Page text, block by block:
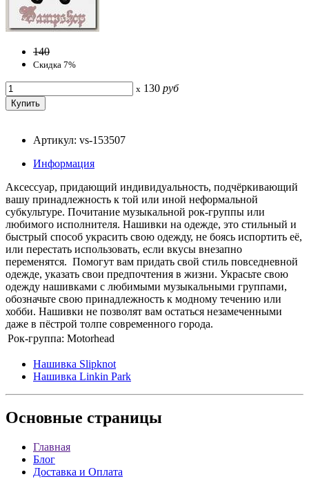
140
Скидка 7%
x 130 руб
Артикул: vs-153507
Информация
Аксессуар, придающий индивидуальность, подчёркивающий
вашу принадлежность к той или иной неформальной
субкультуре. Почитание музыкальной рок-группы или
любимого исполнителя. Нашивки на одежде, это стильный и
быстрый способ украсить свою одежду, не боясь испортить её,
или перестать использовать, если вкусы внезапно
переменятся. Помогут вам придать свой стиль повседневной
одежде, указать свои предпочтения в жизни. Украсьте свою
одежду нашивками с любимыми музыкальными группами,
обозначьте свою принадлежность к модному течению или
хобби. Нашивки не позволят вам остаться незамеченными
даже в пёстрой толпе современного города.
Рок-группа: Motorhead
Нашивка Slipknot
Нашивка Linkin Park
Основные страницы
Главная
Блог
Доставка и Оплата